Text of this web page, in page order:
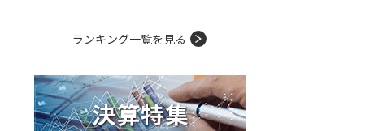
ランキング一覧を見る